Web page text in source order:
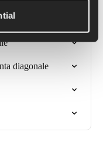
diagonale